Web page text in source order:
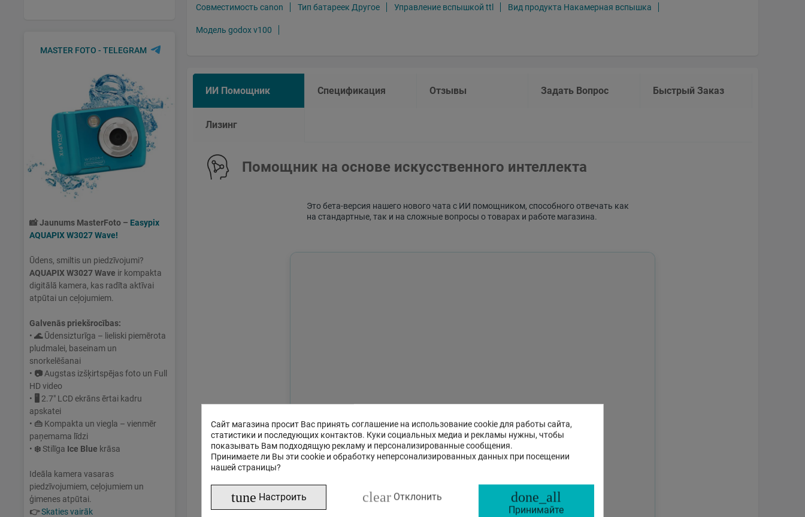
Сайт магазина просит Вас принять соглашение на использование cookie для работы сайта,
статистики и последующих контактов. Куки социальных медиа и рекламы нужны, чтобы
показывать Вам подходящую рекламу и персонализированные сообщения.
Принимаете ли Вы эти cookie и обработку неперсонализированных данных при посещении
нашей страницы?
tune Настроить clear Отклонить done_all
Принимайте
MASTER FOTO - TELEGRAM
📸Jaunums MasterFoto – Easypix
AQUAPIX W3027 Wave!
Ūdens, smiltis un piedzīvojumi?
AQUAPIX W3027 Wave ir kompakta
digitālā kamera, kas radīta aktīvai
atpūtai un ceļojumiem.
Galvenās priekšrocības:
• 🌊Ūdensizturīga – lieliski piemērota
pludmalei, baseinam un
snorkelēšanai
• 📷 Augstas izšķirtspējas foto un Full
HD video
• 🖥 2.7" LCD ekrāns ērtai kadru
apskatei
• 👜 Kompakta un viegla – vienmēr
paņemama līdzi
• ❄️Stilīga Ice Blue krāsa
Ideāla kamera vasaras
piedzīvojumiem, ceļojumiem un
ģimenes atpūtai.
👉Skaties vairāk
Совместимость canon Тип батареек Другое Управление вспышкой ttl Вид продукта Накамерная вспышка
Модель godox v100
ИИ Помощник Спецификация Отзывы Задать Вопрос Быстрый Заказ
Лизинг
Помощник на основе искусственного интеллекта
Это бета-версия нашего нового чата с ИИ помощником, способного отвечать как
на стандартные, так и на сложные вопросы о товарах и работе магазина.